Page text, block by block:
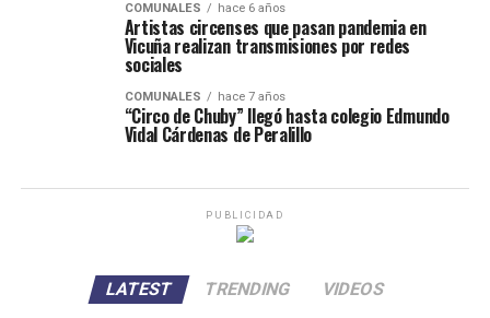
COMUNALES hace 6 años
Artistas circenses que pasan pandemia en
Vicuña realizan transmisiones por redes
sociales
COMUNALES hace 7 años
“Circo de Chuby” llegó hasta colegio Edmundo
Vidal Cárdenas de Peralillo
PUBLICIDAD
LATEST TRENDING VIDEOS